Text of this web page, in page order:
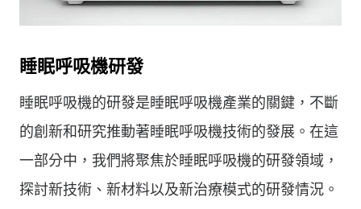
睡眠呼吸機研發
睡眠呼吸機的研發是睡眠呼吸機產業的關鍵，不斷
的創新和研究推動著睡眠呼吸機技術的發展。在這
一部分中，我們將聚焦於睡眠呼吸機的研發領域，
探討新技術、新材料以及新治療模式的研發情況。